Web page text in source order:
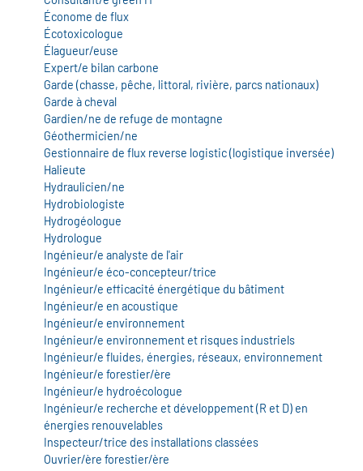
Économe de flux
Écotoxicologue
Élagueur/euse
Expert/e bilan carbone
Garde (chasse, pêche, littoral, rivière, parcs nationaux)
Garde à cheval
Gardien/ne de refuge de montagne
Géothermicien/ne
Gestionnaire de flux reverse logistic (logistique inversée)
Halieute
Hydraulicien/ne
Hydrobiologiste
Hydrogéologue
Hydrologue
Ingénieur/e analyste de l'air
Ingénieur/e éco-concepteur/trice
Ingénieur/e efficacité énergétique du bâtiment
Ingénieur/e en acoustique
Ingénieur/e environnement
Ingénieur/e environnement et risques industriels
Ingénieur/e fluides, énergies, réseaux, environnement
Ingénieur/e forestier/ère
Ingénieur/e hydroécologue
Ingénieur/e recherche et développement (R et D) en
énergies renouvelables
Inspecteur/trice des installations classées
Ouvrier/ère forestier/ère